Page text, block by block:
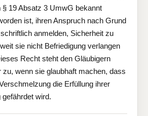
§ 19 Absatz 3 UmwG bekannt
ist, ihren Anspruch nach Grund
anmelden, Sicherheit zu
sie nicht Befriedigung verlangen
Recht steht den Gläubigern
zu, wenn sie glaubhaft machen, dass
die Erfüllung ihrer
gefährdet wird.